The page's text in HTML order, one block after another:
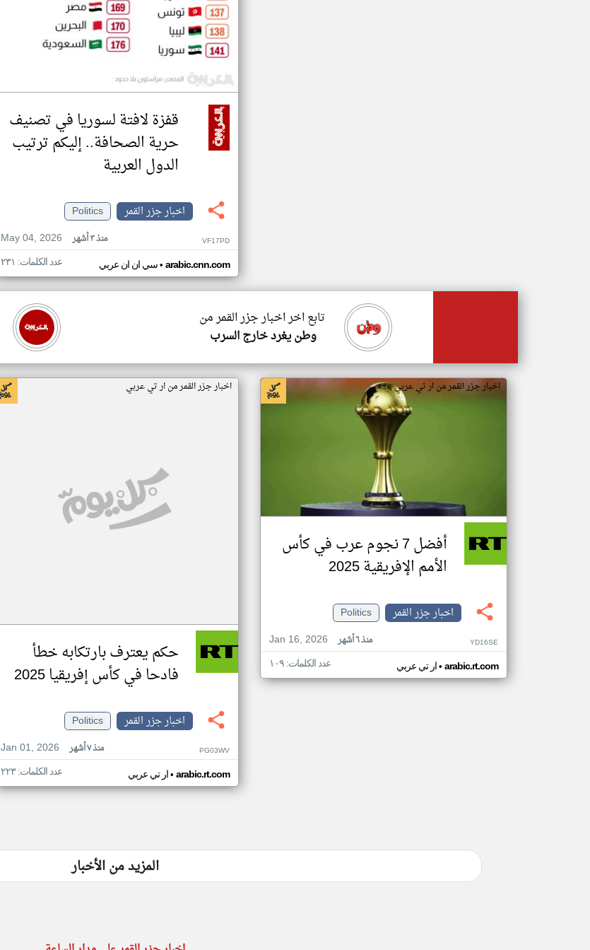
قفزة لافتة لسوريا في تصنيف
حرية الصحافة.. إليكم ترتيب
الدول العربية
اخبار جزر القمر
Politics
May 04, 2026
منذ ٣ أشهر VF17PD
سي ان ان عربي• arabic.cnn.com عدد الكلمات: ٢٣١
تابع اخر اخبار جزر القمر من
وطن يغرد خارج السرب
اخبار جزر القمر من ار تي عربي
أفضل 7 نجوم عرب في كأس
الأمم الإفريقية 2025
اخبار جزر القمر
Politics
Jan 16, 2026
منذ ٦ أشهر YD16SE
ار تي عربي• arabic.rt.com عدد الكلمات: ١٠٩
اخبار جزر القمر من ار تي عربي
حكم يعترف بارتكابه خطأ
فادحا في كأس إفريقيا 2025
اخبار جزر القمر
Politics
Jan 01, 2026
منذ ٧ أشهر PG03WV
ار تي عربي• arabic.rt.com عدد الكلمات: ٢٢٣
المزيد من الأخبار